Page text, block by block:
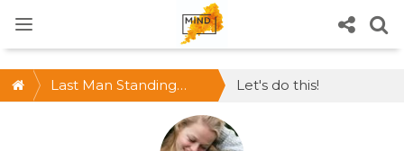
Last Man Standing
Let's do this!